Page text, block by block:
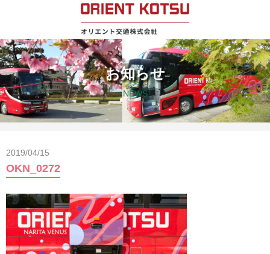
お知らせ
NEWS
2019/04/15
OKN_0272